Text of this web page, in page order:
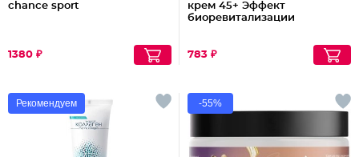
chance sport
1380 ₽
крем 45+ Эффект
биоревитализации
783 ₽
Рекомендуем -55%